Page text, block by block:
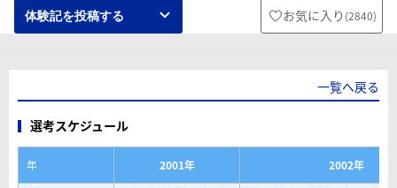
体験記を投稿する お気に入り (2840)
一覧へ戻る
選考スケジュール
年 2001年
2002年